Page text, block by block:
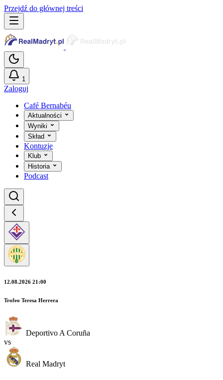
Przejdź do głównej treści
1
Zaloguj
Café Bernabéu
Aktualności
Wyniki
Skład
Kontuzje
Klub
Historia
Podcast
12.08.2026 21:00
Trofeo Teresa Herrera
Deportivo A Coruña
vs
Real Madryt